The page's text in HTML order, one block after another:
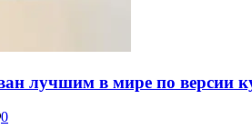
лучшим в мире по версии
0